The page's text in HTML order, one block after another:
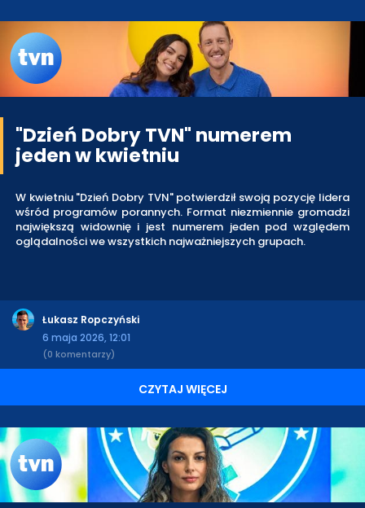
"Dzień Dobry TVN" numerem
jeden w kwietniu
W kwietniu "Dzień Dobry TVN" potwierdził swoją pozycję lidera
wśród programów porannych. Format niezmiennie gromadzi
największą widownię i jest numerem jeden pod względem
oglądalności we wszystkich najważniejszych grupach.
Łukasz Ropczyński
6 maja 2026, 12:01
(0 komentarzy)
CZYTAJ WIĘCEJ